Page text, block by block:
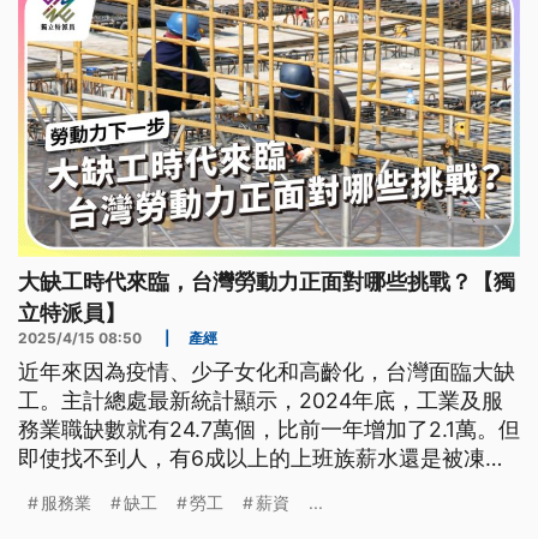
大缺工時代來臨，台灣勞動力正面對哪些挑戰？【獨
立特派員】
2025/4/15 08:50 產經
近年來因為疫情、少子女化和高齡化，台灣面臨大缺
工。主計總處最新統計顯示，2024年底，工業及服
務業職缺數就有24.7萬個，比前一年增加了2.1萬。但
即使找不到人，有6成以上的上班族薪水還是被凍漲3
工薪資不如預期的問題到底出在哪裡？
服務業 缺工 勞工 薪資 ...